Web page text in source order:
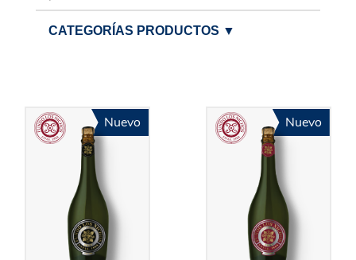
CATEGORÍAS PRODUCTOS ▼
Nuevo Nuevo